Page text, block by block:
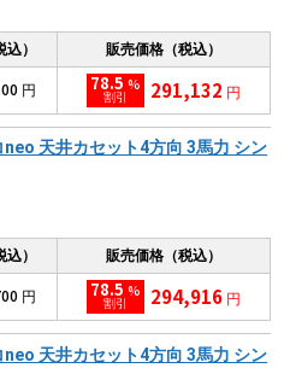
） 販売価格（税込）
円 78.5 %
割引 291,132 円
天井カセット4方向 3馬力 シン
） 販売価格（税込）
円 78.5 %
割引 294,916 円
天井カセット4方向 3馬力 シン